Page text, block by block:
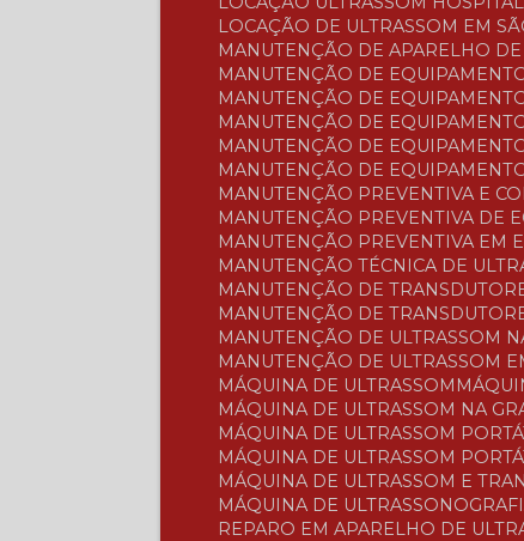
LOCAÇÃO DE ULTRASSOM EM
MANUTENÇÃO DE APARELHO
MANUTENÇÃO DE
MANUTENÇÃO DE
MANUTENÇÃO DE
MANUTENÇÃO DE
MANUTENÇÃO DE
MANUTENÇÃO PREVENTIVA E
MANUTENÇÃO PREVENTIVA DE
MANUTENÇÃO PREVENTIVA
MANUTENÇÃO TÉCNICA DE
MANUTENÇÃO DE
MANUTENÇÃO DE
MANUTENÇÃO DE ULTRASSOM
MANUTENÇÃO DE ULTRASSOM
MÁQUINA DE ULTRASSOM
MÁQUINA DE ULTRASSOM NA
MÁQUINA DE ULTRASSOM
MÁQUINA DE ULTRASSOM
MÁQUINA DE ULTRASSOM E
MÁQUINA DE
REPARO EM APARELHO DE